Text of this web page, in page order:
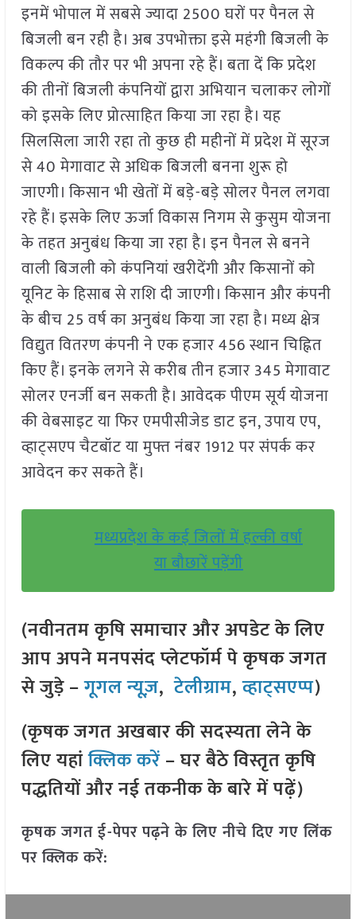
इनमें भोपाल में सबसे ज्यादा 2500 घरों पर पैनल से
बिजली बन रही है। अब उपभोक्ता इसे महंगी बिजली के
विकल्प की तौर पर भी अपना रहे हैं। बता दें कि प्रदेश
की तीनों बिजली कंपनियों द्वारा अभियान चलाकर लोगों
को इसके लिए प्रोत्साहित किया जा रहा है। यह
सिलसिला जारी रहा तो कुछ ही महीनों में प्रदेश में सूरज
से 40 मेगावाट से अधिक बिजली बनना शुरू हो
जाएगी। किसान भी खेतों में बड़े-बड़े सोलर पैनल लगवा
रहे हैं। इसके लिए ऊर्जा विकास निगम से कुसुम योजना
के तहत अनुबंध किया जा रहा है। इन पैनल से बनने
वाली बिजली को कंपनियां खरीदेंगी और किसानों को
यूनिट के हिसाब से राशि दी जाएगी। किसान और कंपनी
के बीच 25 वर्ष का अनुबंध किया जा रहा है। मध्य क्षेत्र
विद्युत वितरण कंपनी ने एक हजार 456 स्थान चिह्नित
किए हैं। इनके लगने से करीब तीन हजार 345 मेगावाट
सोलर एनर्जी बन सकती है। आवेदक पीएम सूर्य योजना
की वेबसाइट या फिर एमपीसीजेड डाट इन, उपाय एप,
व्हाट्सएप चैटबॉट या मुफ्त नंबर 1912 पर संपर्क कर
आवेदन कर सकते हैं।
मध्यप्रदेश के कई जिलों में हल्की वर्षा
या बौछारें पड़ेंगी
(नवीनतम कृषि समाचार और अपडेट के लिए
आप अपने मनपसंद प्लेटफॉर्म पे कृषक जगत
से जुड़े –गूगल न्यूज़,टेलीग्राम,व्हाट्सएप्प)
(कृषक जगत अखबार की सदस्यता लेने के
लिए यहांक्लिक करें– घर बैठे विस्तृत कृषि
पद्धतियों और नई तकनीक के बारे में पढ़ें)
कृषक जगत ई-पेपर पढ़ने के लिए नीचे दिए गए लिंक
पर क्लिक करें: